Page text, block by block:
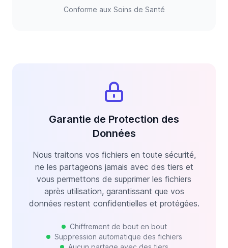
Conforme aux Soins de Santé
Garantie de Protection des
Données
Nous traitons vos fichiers en toute sécurité,
ne les partageons jamais avec des tiers et
vous permettons de supprimer les fichiers
après utilisation, garantissant que vos
données restent confidentielles et protégées.
Chiffrement de bout en bout
Suppression automatique des fichiers